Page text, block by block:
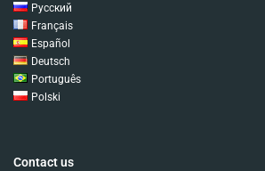
Русский
Français
Español
Deutsch
Português
Polski
Contact us